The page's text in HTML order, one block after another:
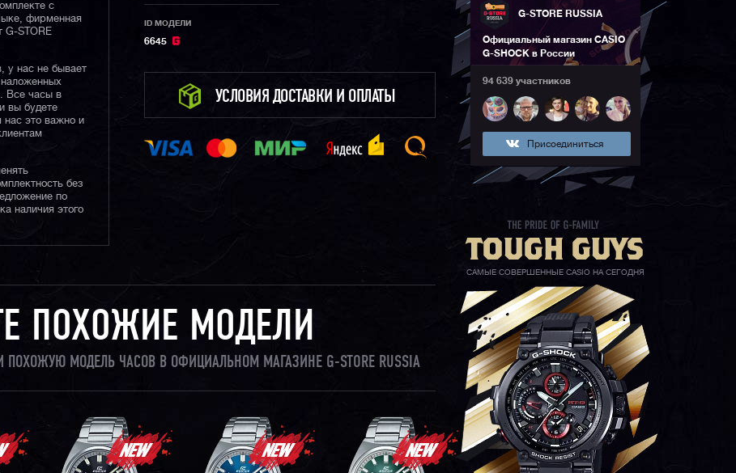
с
фирменная
G-STORE
у нас не бывает
Все часы в
вы будете
нас это важно и
без
по
наличия этого
ID МОДЕЛИ
6645
УСЛОВИЯ ДОСТАВКИ И ОПЛАТЫ
ПОХОЖИЕ МОДЕЛИ
ПОХОЖУЮ МОДЕЛЬ ЧАСОВ В ОФИЦИАЛЬНОМ МАГАЗИНЕ G-STORE RUSSIA
G-STORE RUSSIA
Официальный магазин CASIO
G-SHOCK в России
94 639 участников
Присоединиться
САМЫЕ СОВЕРШЕННЫЕ CASIO НА СЕГОДНЯ